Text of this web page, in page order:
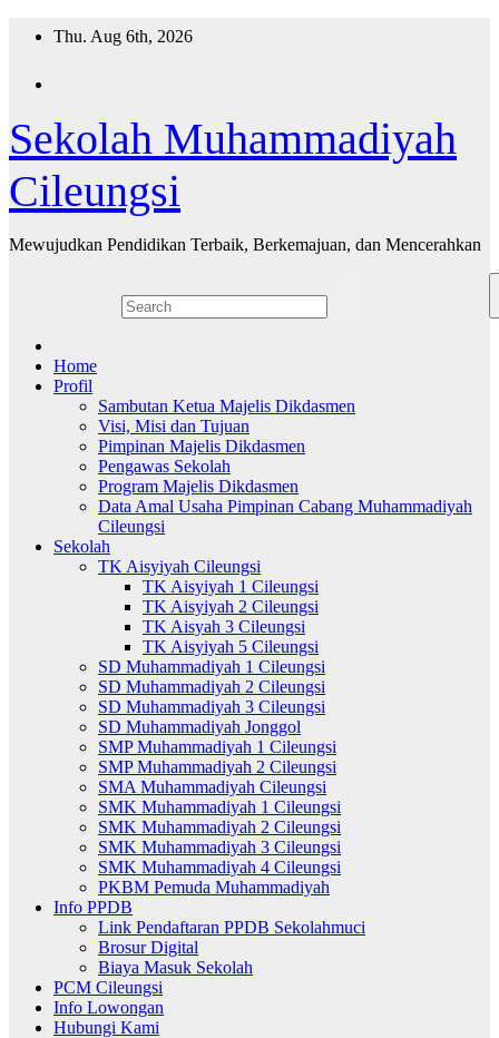
Thu. Aug 6th, 2026
Sekolah Muhammadiyah
Cileungsi
Mewujudkan Pendidikan Terbaik, Berkemajuan, dan Mencerahkan
Home
Profil
Sambutan Ketua Majelis Dikdasmen
Visi, Misi dan Tujuan
Pimpinan Majelis Dikdasmen
Pengawas Sekolah
Program Majelis Dikdasmen
Data Amal Usaha Pimpinan Cabang Muhammadiyah
Cileungsi
Sekolah
TK Aisyiyah Cileungsi
TK Aisyiyah 1 Cileungsi
TK Aisyiyah 2 Cileungsi
TK Aisyah 3 Cileungsi
TK Aisyiyah 5 Cileungsi
SD Muhammadiyah 1 Cileungsi
SD Muhammadiyah 2 Cileungsi
SD Muhammadiyah 3 Cileungsi
SD Muhammadiyah Jonggol
SMP Muhammadiyah 1 Cileungsi
SMP Muhammadiyah 2 Cileungsi
SMA Muhammadiyah Cileungsi
SMK Muhammadiyah 1 Cileungsi
SMK Muhammadiyah 2 Cileungsi
SMK Muhammadiyah 3 Cileungsi
SMK Muhammadiyah 4 Cileungsi
PKBM Pemuda Muhammadiyah
Info PPDB
Link Pendaftaran PPDB Sekolahmuci
Brosur Digital
Biaya Masuk Sekolah
PCM Cileungsi
Info Lowongan
Hubungi Kami